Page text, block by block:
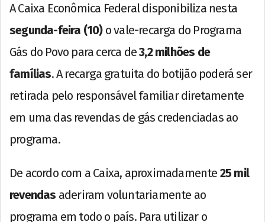
A Caixa Econômica Federal disponibiliza nesta
segunda-feira (10)o vale-recarga do Programa
Gás do Povo para cerca de3,2 milhões de
famílias. A recarga gratuita do botijão poderá ser
retirada pelo responsável familiar diretamente
em uma das revendas de gás credenciadas ao
programa.
De acordo com a Caixa, aproximadamente 25 mil
revendas aderiram voluntariamente ao
programa em todo o país. Para utilizar o